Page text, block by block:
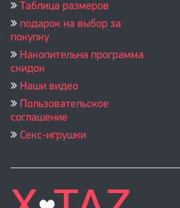
Таблица размеров
подарок на выбор за
покупку
Накопительна программа
скидок
Наши видео
Пользовательское
соглашение
Секс-игрушки